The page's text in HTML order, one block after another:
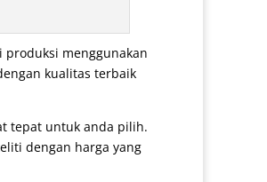
menggunakan
kualitas terbaik
tepat untuk anda pilih.
dengan harga yang